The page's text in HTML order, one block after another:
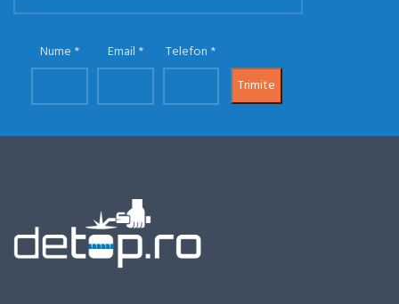
Nume Email Telefon